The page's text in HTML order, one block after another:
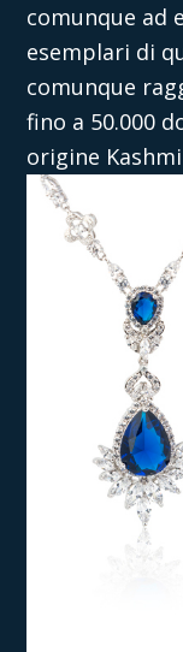
comunque ad
esemplari di
comunque
fino a 50.000
origine